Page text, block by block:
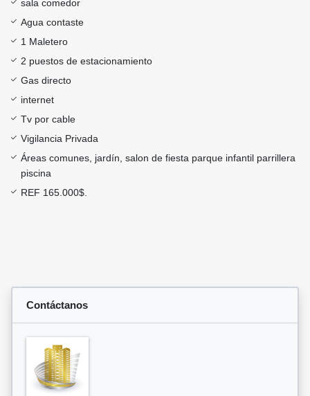
sala comedor
Agua contaste
1 Maletero
2 puestos de estacionamiento
Gas directo
internet
Tv por cable
Vigilancia Privada
Áreas comunes, jardín, salon de fiesta parque infantil parrillera
piscina
REF 165.000$.
Contáctanos